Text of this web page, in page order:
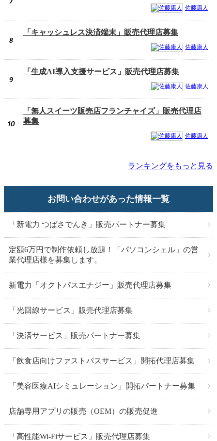
佐藤康人
8
「キャッシュレス決済端末」販売代理店募集
佐藤康人
9
「生成AI導入支援サービス」販売代理店募集
佐藤康人
10
「無人スイーツ販売店フランチャイズ」販売代理店
募集
佐藤康人
ランキングをもっと見る
お問い合わせがあった情報一覧
「新電力 つばさでんき」販売パートナー募集
定額6万円で制作依頼し放題！「パソコンシェル」の営
業代理店様を募集します。
新電力「オクトパスエナジー」販売代理店募集
「光回線サービス」販売代理店募集
「決済サービス」販売パートナー募集
「飲食店向けファストパスサービス」開拓代理店募集
「美容医療AIシミュレーション」開拓パートナー募集
店舗専用アプリの販売（OEM）の販売促進
「高性能Wi-Fiサービス」販売代理店募集